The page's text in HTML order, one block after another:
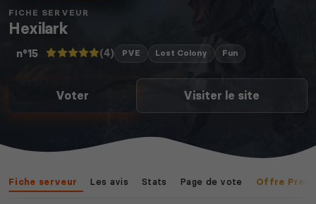
FICHE SERVEUR
Hexilark
n°15 (4) PVE Lost Colony Fun
Voter Visiter le site
Fiche serveur Les avis Stats Page de vote Offre